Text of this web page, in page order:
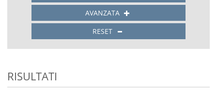
AVANZATA
RESET
RISULTATI